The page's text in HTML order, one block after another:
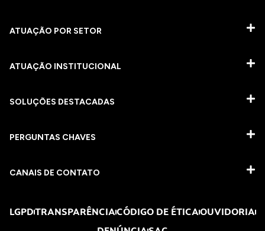
ATUAÇÃO POR SETOR
ATUAÇÃO INSTITUCIONAL
SOLUÇÕES DESTACADAS
PERGUNTAS CHAVES​
CANAIS DE CONTATO
LGPDTRANSPARÊNCIACÓDIGO DE ÉTICAOUVIDORIA